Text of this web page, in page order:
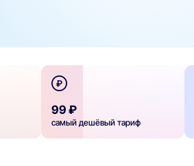
99 ₽
самый дешёвый тариф